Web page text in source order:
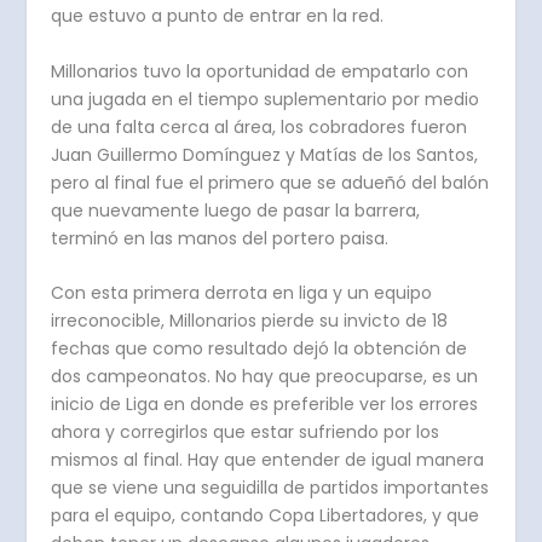
que estuvo a punto de entrar en la red.
Millonarios tuvo la oportunidad de empatarlo con
una jugada en el tiempo suplementario por medio
de una falta cerca al área, los cobradores fueron
Juan Guillermo Domínguez y Matías de los Santos,
pero al final fue el primero que se adueñó del balón
que nuevamente luego de pasar la barrera,
terminó en las manos del portero paisa.
Con esta primera derrota en liga y un equipo
irreconocible, Millonarios pierde su invicto de 18
fechas que como resultado dejó la obtención de
dos campeonatos. No hay que preocuparse, es un
inicio de Liga en donde es preferible ver los errores
ahora y corregirlos que estar sufriendo por los
mismos al final. Hay que entender de igual manera
que se viene una seguidilla de partidos importantes
para el equipo, contando Copa Libertadores, y que